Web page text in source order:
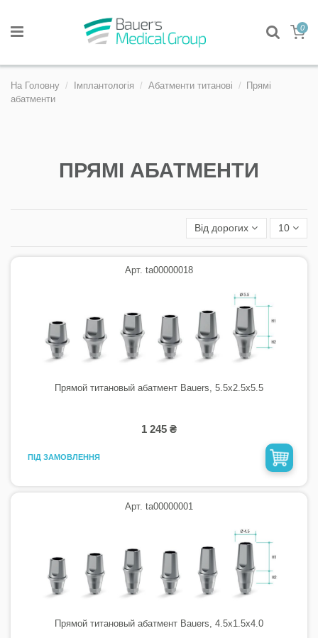
0
На Головну Імплантологія Абатменти титанові
Прямі
абатменти
ПРЯМІ АБАТМЕНТИ
Від дорогих 10
Арт. ta00000018
Прямой титановый абатмент Bauers, 5.5х2.5х5.5
1 245 ₴
ПІД ЗАМОВЛЕННЯ
Арт. ta00000001
Прямой титановый абатмент Bauers, 4.5х1.5х4.0